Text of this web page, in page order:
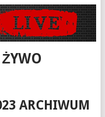
ARCHIWUM